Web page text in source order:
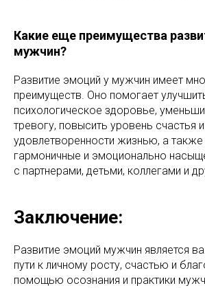
Какие еще преимущества
мужчин?
Развитие эмоций у мужчин имеет
преимуществ. Оно помогает
психологическое здоровье,
тревогу, повысить уровень счастья и
удовлетворенности жизнью, а также
гармоничные и эмоционально
с партнерами, детьми, коллегами и
Заключение:
Развитие эмоций мужчин является
пути к личному росту, счастью и
помощью осознания и практики